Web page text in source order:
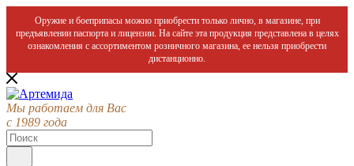
Оружие и боеприпасы можно приобрести только лично, в магазине, при
предъявлении паспорта и лицензии. На сайте эта продукция представлена в целях
ознакомления с ассортиментом розничного магазина, ее нельзя приобрести
дистанционно.
Мы работаем для Вас
с 1989 года